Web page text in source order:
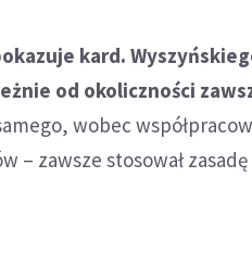
kard.
od okoliczności
wobec
– zawsze stosował